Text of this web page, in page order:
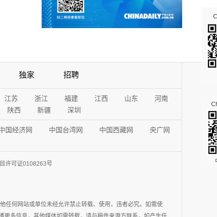
独家 招聘
江苏 浙江 福建 江西 山东
河南
陕西
新疆 深圳
国经济网 中国台湾网 中国西藏网 央广网
许可证0108263号
任何网站或单位未经允许禁止转载、使用，违者必究。如需使